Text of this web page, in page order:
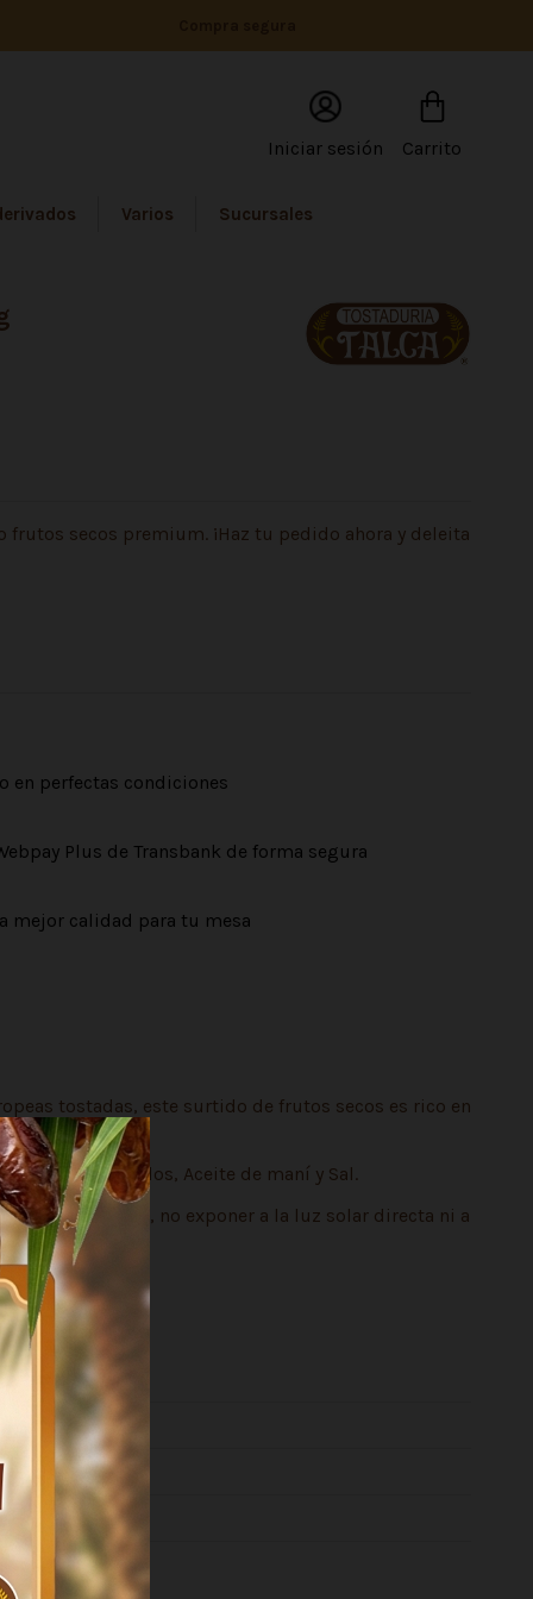
Iniciar sesión Carrito
Varios Sucursales
frutos secos premium. ¡Haz tu pedido ahora y deleita
en perfectas condiciones
Plus de Transbank de forma segura
mejor calidad para tu mesa
tostadas, este surtido de frutos secos es rico en
cáscara tostados, Aceite de maní y Sal.
frescos y secos, no exponer a la luz solar directa ni a